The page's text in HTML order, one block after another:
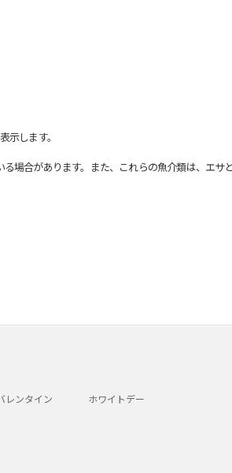
します。
合があります。また、これらの魚介類は、エサ
レンタイン ホワイトデー